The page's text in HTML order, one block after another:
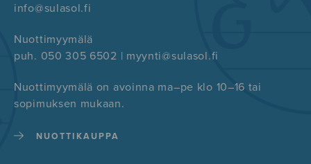
info@sulasol.fi
Nuottimyymälä
puh. 050 305 6502 | myynti@sulasol.fi
Nuottimyymälä on avoinna ma–pe klo 10–16 tai
sopimuksen mukaan.
NUOTTIKAUPPA